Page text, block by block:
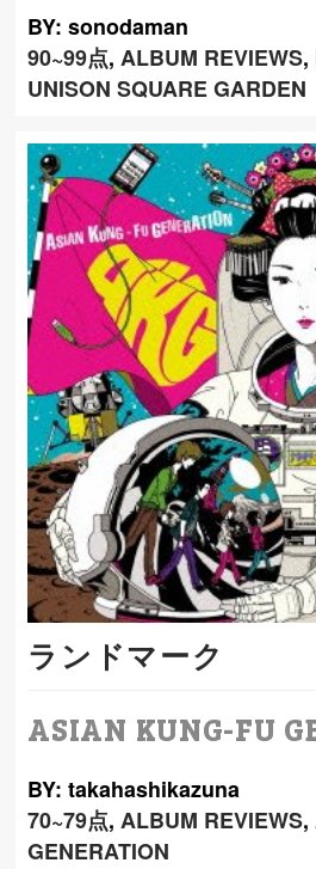
BY: sonodaman
90~99点,ALBUM REVIEWS,
UNISON SQUARE GARDEN
ランドマーク
ASIAN KUNG-FU
BY: takahashikazuna
70~79点,ALBUM REVIEWS,
GENERATION